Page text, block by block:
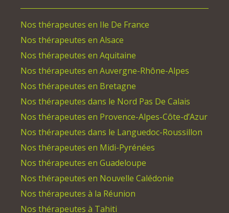
Nos thérapeutes en Ile De France
Nos thérapeutes en Alsace
Nos thérapeutes en Aquitaine
Nos thérapeutes en Auvergne-Rhône-Alpes
Nos thérapeutes en Bretagne
Nos thérapeutes dans le Nord Pas De Calais
Nos thérapeutes en Provence-Alpes-Côte-d’Azur
Nos thérapeutes dans le Languedoc-Roussillon
Nos thérapeutes en Midi-Pyrénées
Nos thérapeutes en Guadeloupe
Nos thérapeutes en Nouvelle Calédonie
Nos thérapeutes à la Réunion
Nos thérapeutes à Tahiti